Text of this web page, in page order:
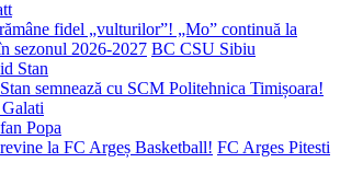
fidel „vulturilor”! „Mo” continuă la
sezonul 2026-2027 BC CSU Sibiu
semnează cu SCM Politehnica Timișoara!
la FC Argeș Basketball! FC Arges Pitesti